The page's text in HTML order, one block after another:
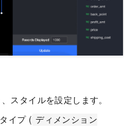
スタイルを設定します。
イプ ( ディメンション